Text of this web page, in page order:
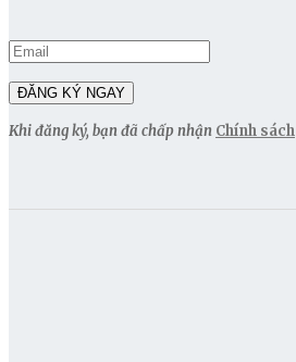
Khi đăng ký, bạn đã chấp nhận Chính sách